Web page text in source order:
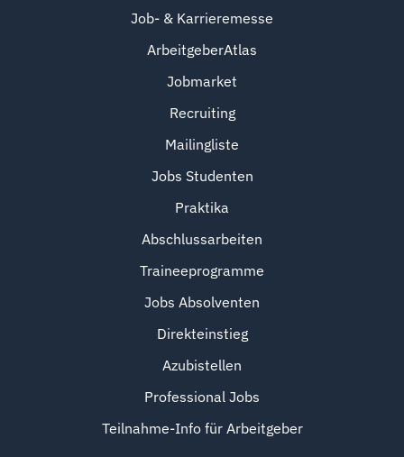
Job- & Karrieremesse
ArbeitgeberAtlas
Jobmarket
Recruiting
Mailingliste
Jobs Studenten
Praktika
Abschlussarbeiten
Traineeprogramme
Jobs Absolventen
Direkteinstieg
Azubistellen
Professional Jobs
Teilnahme-Info für Arbeitgeber